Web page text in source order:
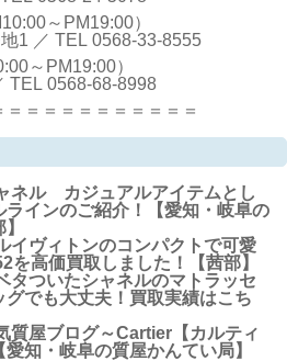
～PM19:00）
1 ／ TEL 0568-33-8555
～PM19:00）
TEL 0568-68-8998
＝＝＝＝＝＝＝＝＝＝
ネル カジュアルアイテムとし
インのご紹介！【愛知・岐阜の
イヴィトンのコンパクトで可愛
を高価買取しました！【茜部】
タついたシャネルのマトラッセ
でも大丈夫！買取実績はこち
質屋ブログ～Cartier【カルティ
知・岐阜の質屋かんてい局】